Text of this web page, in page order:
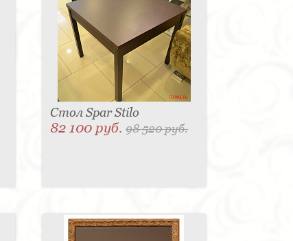
Стол Spar Stilo
82 100 руб.98 520 руб.